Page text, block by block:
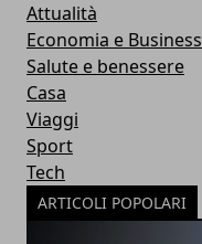
Attualità
Economia e Business
Salute e benessere
Casa
Viaggi
Sport
Tech
ARTICOLI POPOLARI